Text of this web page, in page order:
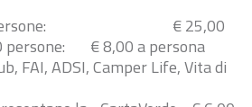
4 persone: € 25,00
persone: € 8,00 a persona
FAI, ADSI, Camper Life, Vita di